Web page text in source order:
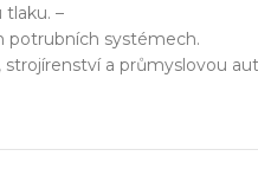
Technické know-how
20+ let zkušeností v oboru
–
potrubních systémech.
a průmyslovou